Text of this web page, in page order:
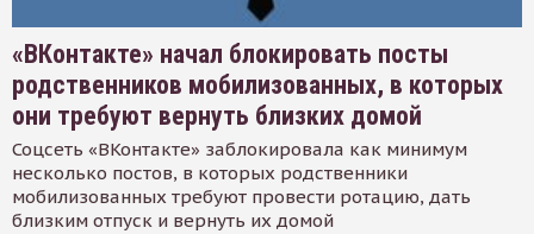
«ВКонтакте» начал блокировать посты
родственников мобилизованных, в которых
они требуют вернуть близких домой
Соцсеть «ВКонтакте» заблокировала как минимум
несколько постов, в которых родственники
мобилизованных требуют провести ротацию, дать
близким отпуск и вернуть их домой